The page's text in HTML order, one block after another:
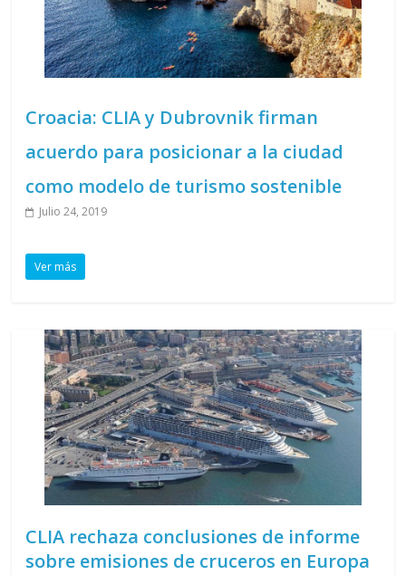
Croacia: CLIA y Dubrovnik firman
acuerdo para posicionar a la ciudad
como modelo de turismo sostenible
Julio 24, 2019
Ver más
CLIA rechaza conclusiones de informe
sobre emisiones de cruceros en Europa